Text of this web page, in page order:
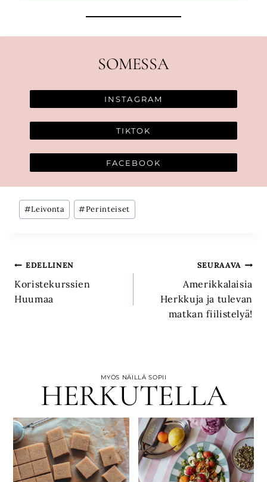
SOMESSA
INSTAGRAM
TIKTOK
FACEBOOK
Avainsanat:
#Leivonta #Perinteiset
Artikkelien
selaus
EDELLINEN
Koristekurssien
Huumaa
SEURAAVA
Amerikkalaisia
Herkkuja ja tulevan
matkan fiilistelyä!
MYÖS NÄILLÄ SOPII
HERKUTELLA